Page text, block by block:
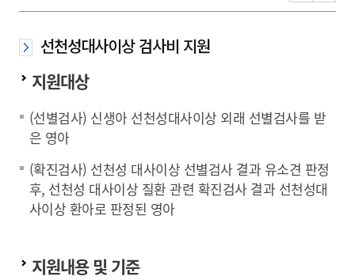
열
선천성대사이상 검사비 지원
지원대상
(선별검사) 신생아 선천성대사이상 외래 선별검사를 받
은 영아
(확진검사) 선천성 대사이상 선별검사 결과 유소견 판정
후, 선천성 대사이상 질환 관련 확진검사 결과 선천성대
사이상 환아로 판정된 영아
지원내용 및 기준